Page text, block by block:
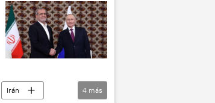
Irán
4 más